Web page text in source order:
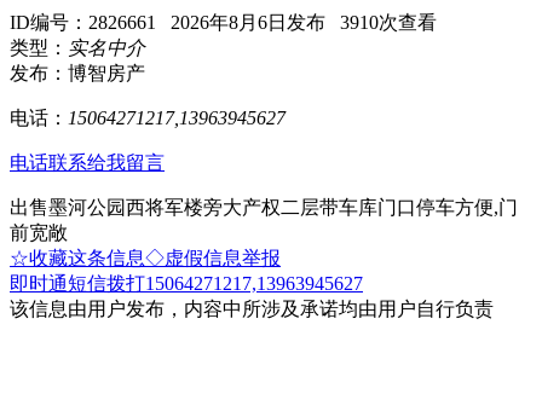
ID编号：2826661 2026年8月6日发布 3910次查看
类型： 实名中介
发布：博智房产
电话： 15064271217,13963945627
电话联系给我留言
出售墨河公园西将军楼旁大产权二层带车库门口停车方便,门
前宽敞
☆收藏这条信息◇虚假信息举报
即时通短信拨打15064271217,13963945627
该信息由用户发布，内容中所涉及承诺均由用户自行负责